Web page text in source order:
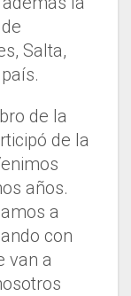
Salta,
de la
de la
años.
a
con
van a